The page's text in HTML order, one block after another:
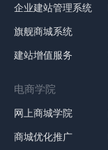
企业建站管理系统
旗舰商城系统
建站增值服务
电商学院
网上商城学院
商城优化推广